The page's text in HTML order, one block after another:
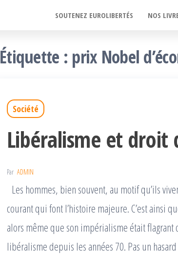
SOUTENEZ EUROLIBERTÉS NOS
Étiquette : prix Nobel
Société
Libéralisme et droit
Par ADMIN
Les hommes, bien souvent, au motif qu’ils
courant qui font l’histoire majeure. C’est ainsi
alors même que son impérialisme était
libéralisme depuis les années 70. Pas un